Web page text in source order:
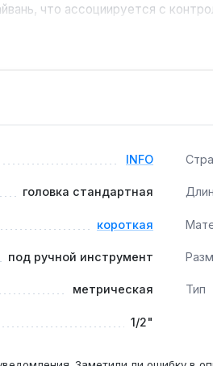
что ассоциируется с
INFO
головка стандартная
короткая
под ручной инструмент
метрическая Тип
1/2"